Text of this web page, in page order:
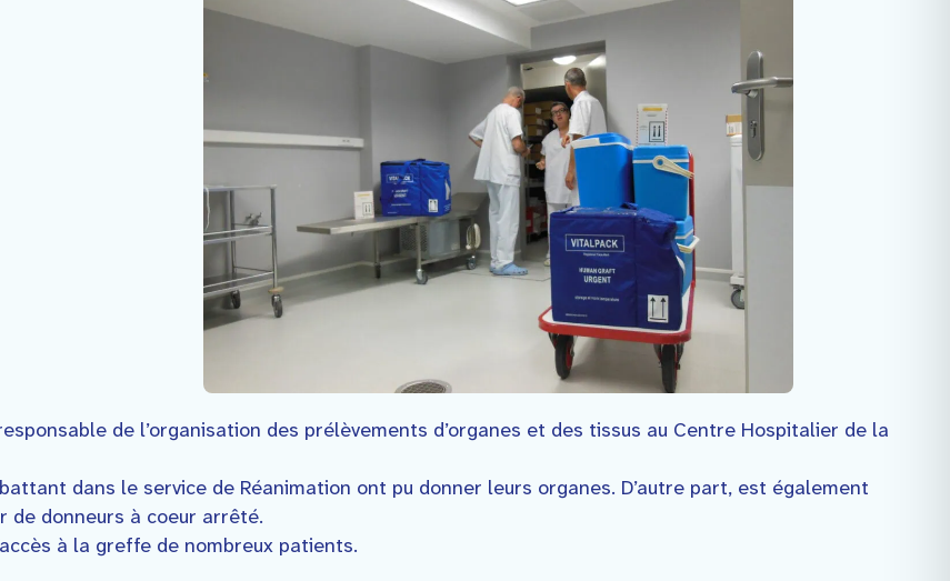
de l’organisation des prélèvements d’organes et des tissus au Centre Hospitalier de la
dans le service de Réanimation ont pu donner leurs organes. D’autre part, est également
de donneurs à coeur arrêté.
à la greffe de nombreux patients.